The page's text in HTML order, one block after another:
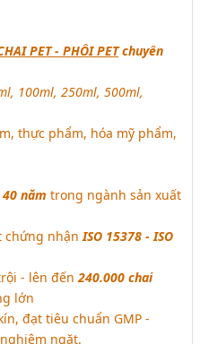
PET - PHÔI PETchuyên
100ml, 250ml, 500ml,
thực phẩm, hóa mỹ phẩm,
40 năm trong ngành sản xuất
chứng nhậnISO 15378 - ISO
- lên đến240.000 chai
lớn
đạt tiêu chuẩn GMP -
ngặt.